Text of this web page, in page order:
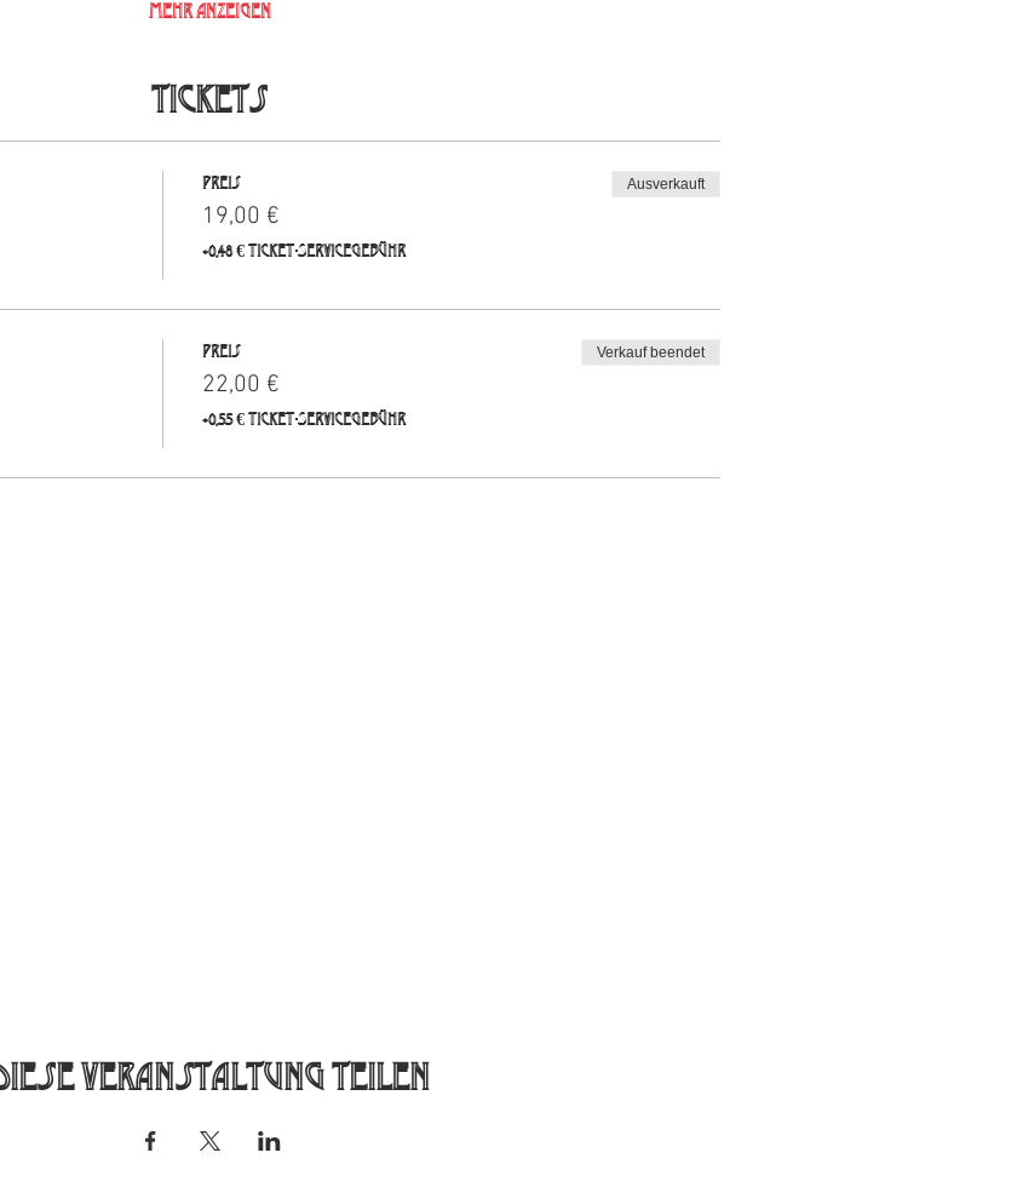
Mehr anzeigen
Tickets
Preis
19,00 €
+0,48 € Ticket-Servicegebühr
Ausverkauft
Preis
22,00 €
+0,55 € Ticket-Servicegebühr
Verkauf beendet
Veranstaltung teilen